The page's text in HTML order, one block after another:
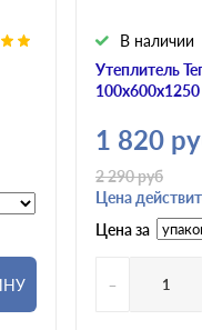
Утеплитель
100х600х1250
В наличии
1 820
2 290руб
Цена
Цена за
-